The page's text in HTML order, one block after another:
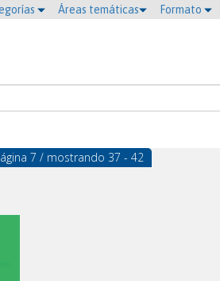
Áreas temáticas Formato
7 / mostrando 37 - 42